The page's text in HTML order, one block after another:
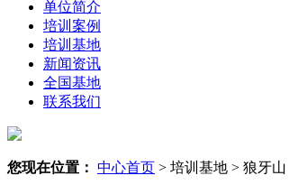
单位简介
培训案例
培训基地
新闻资讯
全国基地
联系我们
您现在位置： 中心首页 > 培训基地 > 狼牙山